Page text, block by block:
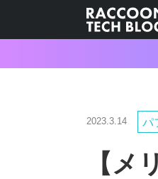
2023.3.14 パ
【メ